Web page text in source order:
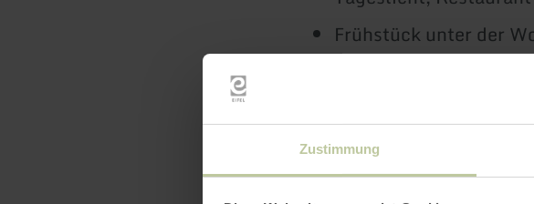
Zustimmung
Frühstück unter der
7.00 Uhr
geöffnet - am
Veranstaltungen nach